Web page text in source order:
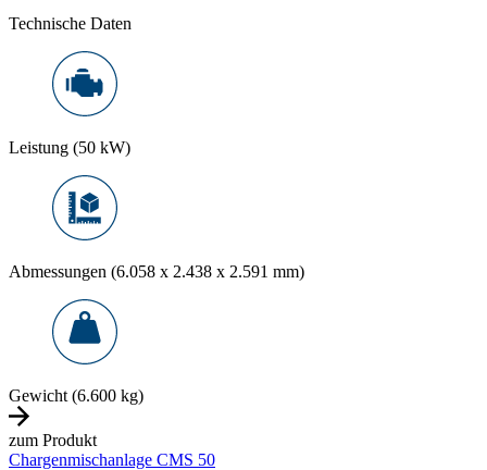
Technische Daten
Leistung (50 kW)
Abmessungen (6.058 x 2.438 x 2.591 mm)
Gewicht (6.600 kg)
zum Produkt
Chargenmischanlage CMS 50